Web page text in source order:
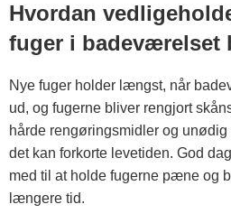
Hvordan
fuger i badeværelset
Nye fuger holder længst, når
ud, og fugerne bliver rengjort
hårde rengøringsmidler og
det kan forkorte levetiden. God
med til at holde fugerne pæne og
længere tid.